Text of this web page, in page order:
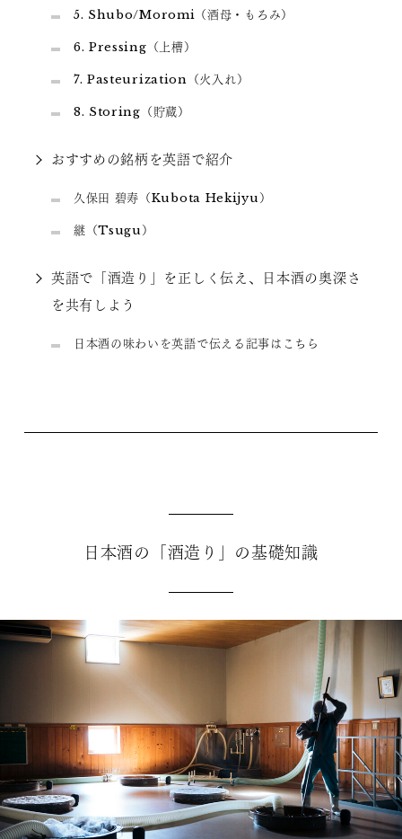
5. Shubo/Moromi（酒母・もろみ）
6. Pressing（上槽）
7. Pasteurization（火入れ）
8. Storing（貯蔵）
おすすめの銘柄を英語で紹介
久保田 碧寿（Kubota Hekijyu）
継（Tsugu）
英語で「酒造り」を正しく伝え、日本酒の奥深さ
を共有しよう
日本酒の味わいを英語で伝える記事はこちら
日本酒の「酒造り」の基礎知識